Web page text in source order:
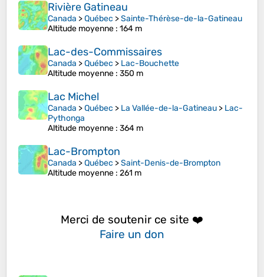
Rivière Gatineau
Canada >Québec >Sainte-Thérèse-de-la-Gatineau
Altitude moyenne : 164 m
Lac-des-Commissaires
Canada >Québec > Lac-Bouchette
Altitude moyenne : 350 m
Lac Michel
Canada >Québec > La Vallée-de-la-Gatineau > Lac-
Pythonga
Altitude moyenne : 364 m
Lac-Brompton
Canada >Québec >Saint-Denis-de-Brompton
Altitude moyenne : 261 m
Merci de soutenir ce site ❤️
Faire un don